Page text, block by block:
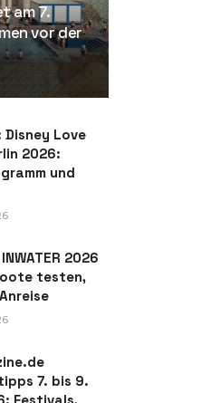
am 7.
vor der
Love
2026:
und
2026
testen,
7. bis 9.
Festivals,